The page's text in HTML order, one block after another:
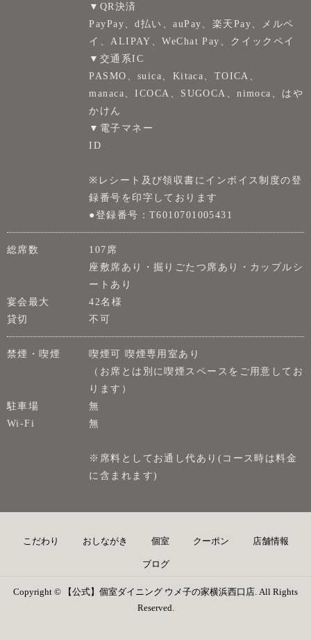
▼QR決済
PayPay、d払い、auPay、楽天Pay、メルペ
イ、ALIPAY、WeChat Pay、クイックペイ
▼交通系IC
PASMO、suica、Kitaca、TOICA、
manaca、ICOCA、SUGOCA、nimoca、はや
かけん
▼電子マネー
ID
※レシート及び領収書にインボイス制度の登
録番号を印字しております
●登録番号：T6010701005431
総席数
107席
座敷席あり・掘りごたつ席あり・カップルシ
ートあり
宴会最大
42名様
貸切
不可
禁煙・喫煙
喫煙可 喫煙専用室あり
（お席とは別に喫煙スペースをご用意してお
ります）
駐車場
無
Wi-Fi
無
※席料としてお通し代あり(コース時は料金
に含まれます)
こだわり おしながき 個室 クーポン 店舗情報
ブログ
Copyright © 【公式】個室ダイニング ウメ子の家横浜西口店. All Rights
Reserved.